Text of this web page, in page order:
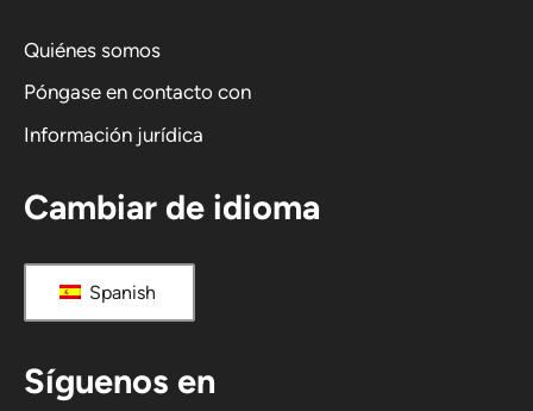
i
a
:
Quiénes somos
Póngase en contacto con
Información jurídica
Cambiar de idioma
Spanish
Síguenos en